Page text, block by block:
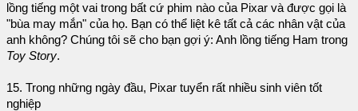
lồng tiếng một vai trong bất cứ phim nào của Pixar và được gọi là
"bùa may mắn" của họ. Bạn có thể liệt kê tất cả các nhân vật của
anh không? Chúng tôi sẽ cho bạn gợi ý: Anh lồng tiếng Ham trong
Toy Story.
15. Trong những ngày đầu, Pixar tuyển rất nhiều sinh viên tốt
nghiệp